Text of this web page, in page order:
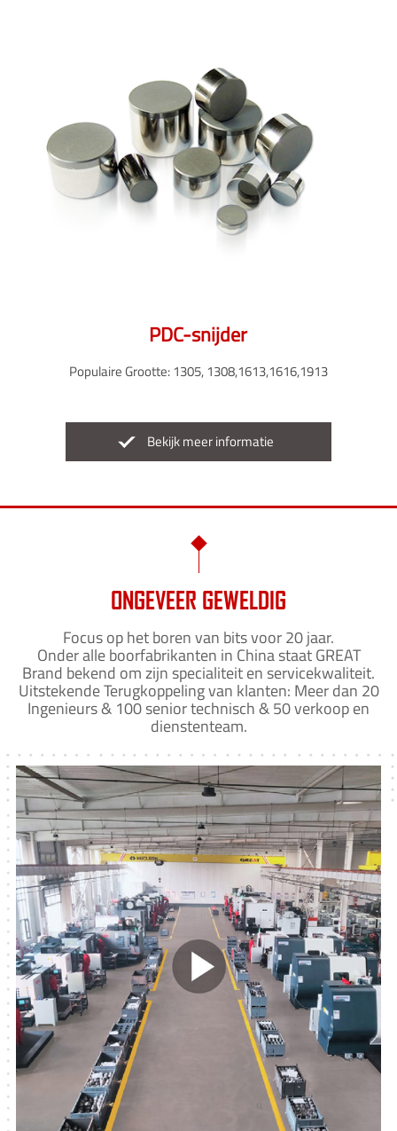
PDC-snijder
Populaire Grootte: 1305, 1308,1613,1616,1913
Bekijk meer informatie
ONGEVEER GEWELDIG
Focus op het boren van bits voor 20 jaar.
Onder alle boorfabrikanten in China staat GREAT
Brand bekend om zijn specialiteit en servicekwaliteit.
Uitstekende Terugkoppeling van klanten: Meer dan 20
Ingenieurs & 100 senior technisch & 50 verkoop en
dienstenteam.